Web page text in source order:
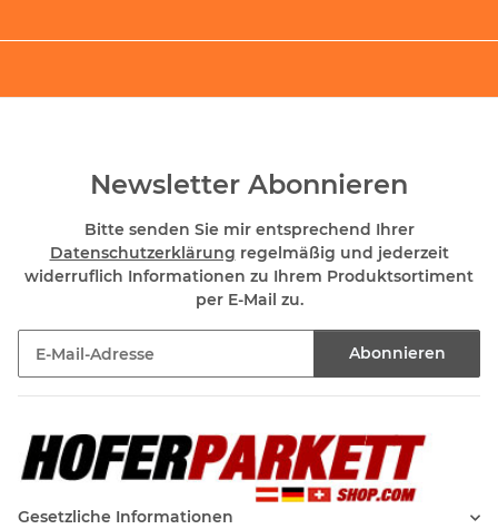
Newsletter Abonnieren
Bitte senden Sie mir entsprechend Ihrer
Datenschutzerklärung regelmäßig und jederzeit
widerruflich Informationen zu Ihrem Produktsortiment
per E-Mail zu.
Abonnieren
Gesetzliche Informationen